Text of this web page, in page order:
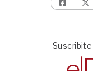
Suscribite